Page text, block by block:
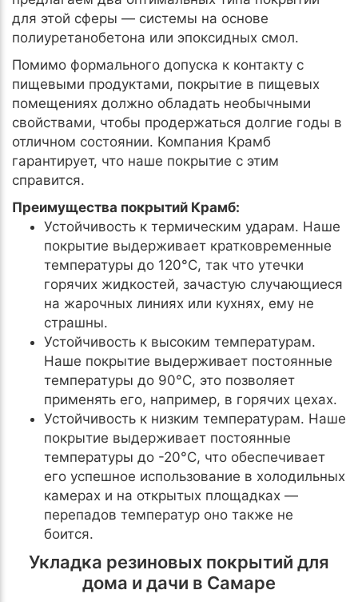
для этой сферы — системы на основе
полиуретанобетона или эпоксидных смол.
Помимо формального допуска к контакту с
пищевыми продуктами, покрытие в пищевых
помещениях должно обладать необычными
свойствами, чтобы продержаться долгие годы в
отличном состоянии. Компания Крамб
гарантирует, что наше покрытие с этим
справится.
Преимущества покрытий Крамб:
Устойчивость к термическим ударам. Наше
покрытие выдерживает кратковременные
температуры до 120°C, так что утечки
горячих жидкостей, зачастую случающиеся
на жарочных линиях или кухнях, ему не
страшны.
Устойчивость к высоким температурам.
Наше покрытие выдерживает постоянные
температуры до 90°C, это позволяет
применять его, например, в горячих цехах.
Устойчивость к низким температурам. Наше
покрытие выдерживает постоянные
температуры до -20°C, что обеспечивает
его успешное использование в холодильных
камерах и на открытых площадках —
перепадов температур оно также не
боится.
Укладка резиновых покрытий для
дома и дачи в Самаре